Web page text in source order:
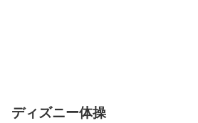
ディズニー体操